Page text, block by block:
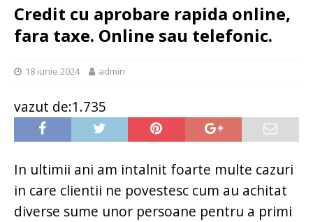
Credit cu aprobare rapida online,
fara taxe. Online sau telefonic.
18 iunie 2024 admin
vazut de:1.735
In ultimii ani am intalnit foarte multe cazuri
in care clientii ne povestesc cum au achitat
diverse sume unor persoane pentru a primi